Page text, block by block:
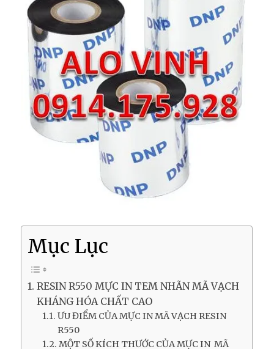
Mục Lục
RESIN R550 MỰC IN TEM NHÃN MÃ VẠCH
KHÁNG HÓA CHẤT CAO
ƯU ĐIỂM CỦA MỰC IN MÃ VẠCH RESIN
R550
MỘT SỐ KÍCH THƯỚC CỦA MỰC IN MÃ